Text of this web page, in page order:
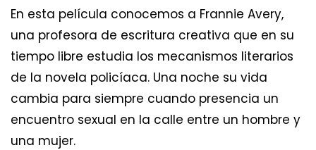
En esta película conocemos a Frannie Avery,
una profesora de escritura creativa que en su
tiempo libre estudia los mecanismos literarios
de la novela policíaca. Una noche su vida
cambia para siempre cuando presencia un
encuentro sexual en la calle entre un hombre y
una mujer.